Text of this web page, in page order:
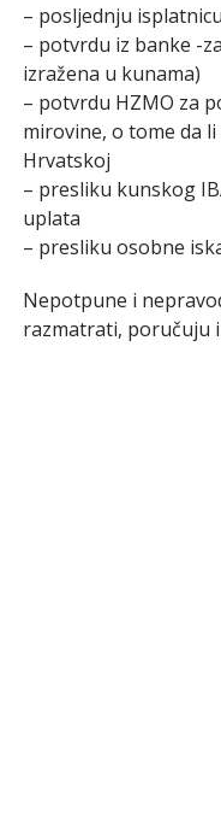
– posljednju
– potvrdu iz banke -
izražena u kunama)
– potvrdu HZMO za
mirovine, o tome da
Hrvatskoj
– presliku kunskog
uplata
– presliku osobne
Nepotpune i
razmatrati, poručuju